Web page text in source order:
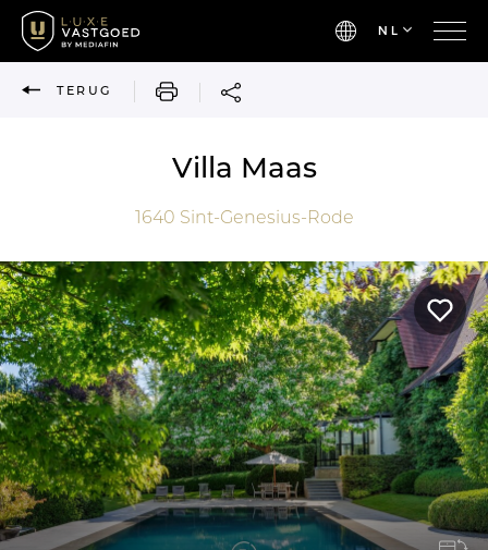
NL
TERUG AFDRUKKEN
Villa Maas
1640 Sint-Genesius-Rode